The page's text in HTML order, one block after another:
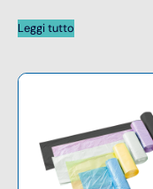
Leggi tutto